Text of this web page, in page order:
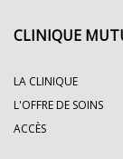
CLINIQUE
LA CLINIQUE
L'OFFRE DE SOINS
ACCÈS